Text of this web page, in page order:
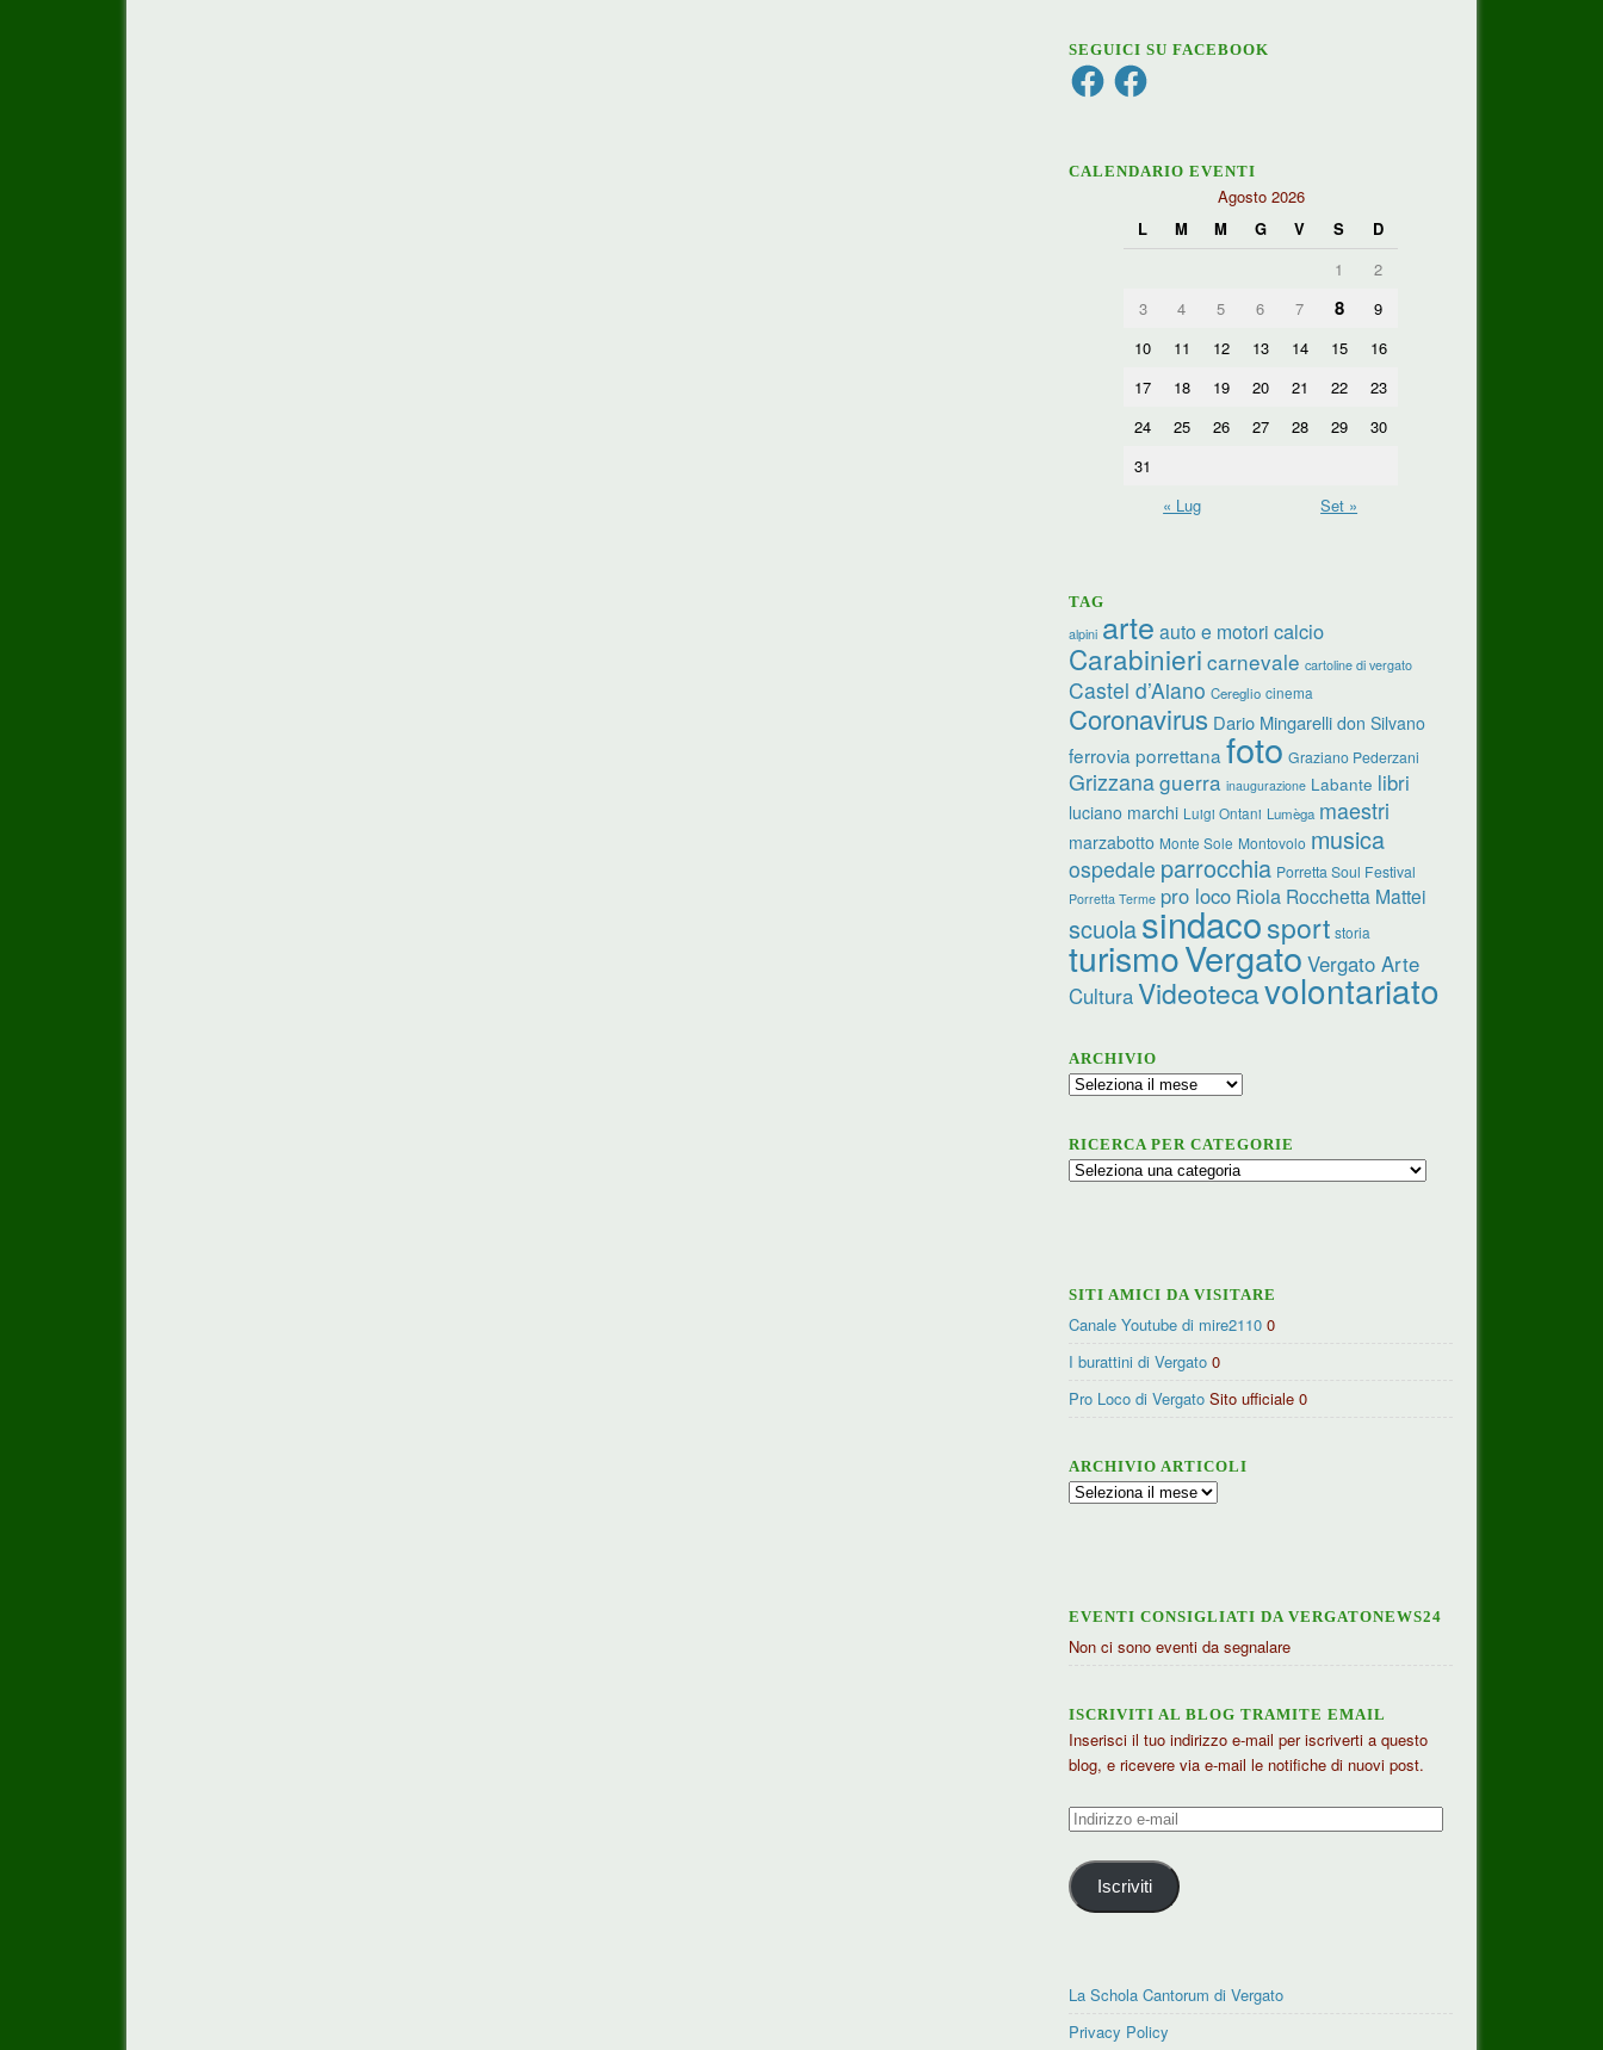
SEGUICI SU FACEBOOK
FacebookFacebook
CALENDARIO EVENTI
Agosto 2026
L
M M G V S
D
1
2
3
4 5 6 7 8
9
10
11 12 13 14 15
16
17
18 19 20 21 22
23
24
25 26 27 28 29
30
31
« Lug
Set »
TAG
alpini arte auto e motori calcio
Carabinieri carnevale cartoline di vergato
Castel d’Aiano Cereglio cinema
Coronavirus Dario Mingarelli don Silvano
ferrovia porrettana foto Graziano Pederzani
Grizzanaguerra inaugurazione Labante libri
luciano marchi Luigi Ontani Lumèga maestri
marzabotto Monte Sole Montovolo musica
ospedale parrocchia Porretta Soul Festival
Porretta Terme pro loco Riola Rocchetta Mattei
scuolasindacosport storia
turismoVergato Vergato Arte
CulturaVideotecavolontariato
ARCHIVIO
Archivio
RICERCA PER CATEGORIE
Ricerca
SITI AMICI DA VISITARE
Canale Youtube di mire2110 0
I burattini di Vergato 0
Pro Loco di Vergato Sito ufficiale 0
ARCHIVIO ARTICOLI
Archivio
EVENTI CONSIGLIATI DA VERGATONEWS24
Non ci sono eventi da segnalare
ISCRIVITI AL BLOG TRAMITE EMAIL
Inserisci il tuo indirizzo e-mail per iscriverti a questo
blog, e ricevere via e-mail le notifiche di nuovi post.
Indirizzo
mail
Iscriviti
La Schola Cantorum di Vergato
Privacy Policy